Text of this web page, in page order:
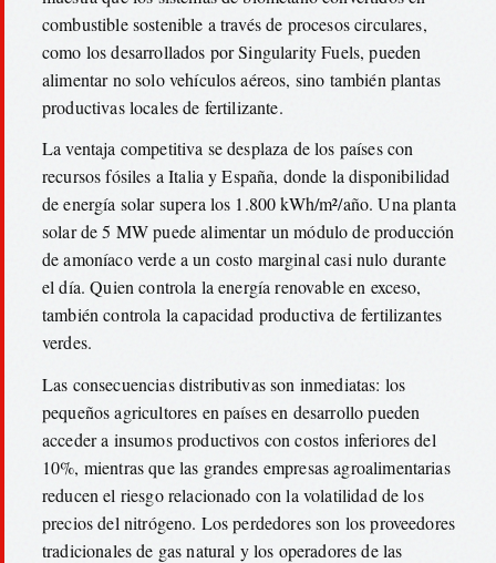
combustible sostenible a través de procesos circulares,
como los desarrollados por Singularity Fuels, pueden
alimentar no solo vehículos aéreos, sino también plantas
productivas locales de fertilizante.
La ventaja competitiva se desplaza de los países con
recursos fósiles a Italia y España, donde la disponibilidad
de energía solar supera los 1.800 kWh/m²/año. Una planta
solar de 5 MW puede alimentar un módulo de producción
de amoníaco verde a un costo marginal casi nulo durante
el día. Quien controla la energía renovable en exceso,
también controla la capacidad productiva de fertilizantes
verdes.
Las consecuencias distributivas son inmediatas: los
pequeños agricultores en países en desarrollo pueden
acceder a insumos productivos con costos inferiores del
10%, mientras que las grandes empresas agroalimentarias
reducen el riesgo relacionado con la volatilidad de los
precios del nitrógeno. Los perdedores son los proveedores
tradicionales de gas natural y los operadores de las